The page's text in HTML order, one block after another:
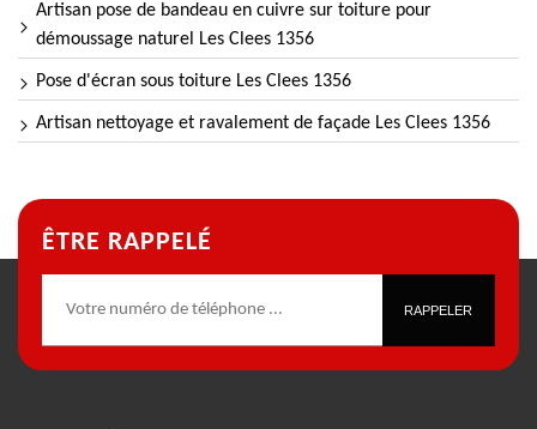
Artisan pose de bandeau en cuivre sur toiture pour
démoussage naturel Les Clees 1356
Pose d'écran sous toiture Les Clees 1356
Artisan nettoyage et ravalement de façade Les Clees 1356
ÊTRE RAPPELÉ